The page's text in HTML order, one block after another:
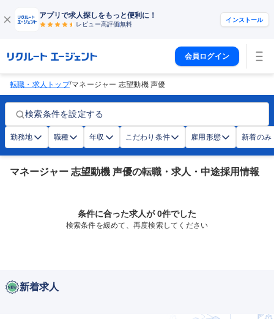
アプリで求人探しをもっと便利に！
レビュー高評価無料
インストール
会員ログイン
転職・求人トップ/マネージャー 志望動機 声優
検索条件を設定する
勤務地 職種 年収 こだわり条件 雇用形態 新着のみ
マネージャー 志望動機 声優の転職・求人・中途採用情報
条件に合った求人が 0件でした
検索条件を緩めて、再度検索してください
新着求人